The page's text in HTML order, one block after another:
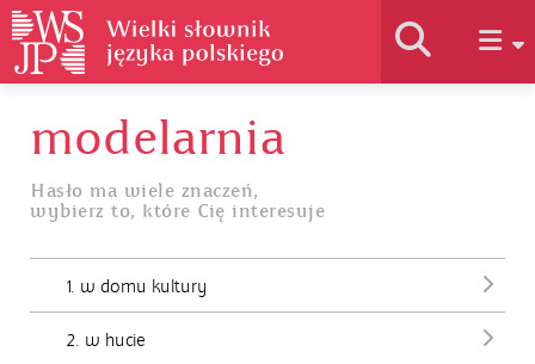
Historia słownika
Jak korzystać
Podstawy naukowe
modelarnia
Hasło ma wiele znaczeń,
wybierz to, które Cię interesuje
1. w domu kultury
2. w hucie